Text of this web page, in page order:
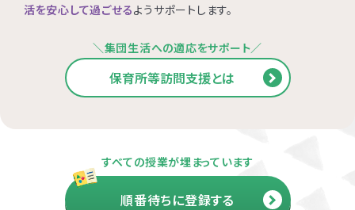
活を安心して過ごせるようサポートします。
＼集団生活への適応をサポート／
保育所等訪問支援とは
すべての授業が埋まっています
順番待ちに登録する
海老名市